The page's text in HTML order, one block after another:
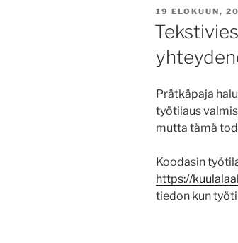
JULKAISTU
19 ELOKUUN,
Prätkäpaja
työtilaus
mutta tämä
Koodasin
https://
tiedon kun